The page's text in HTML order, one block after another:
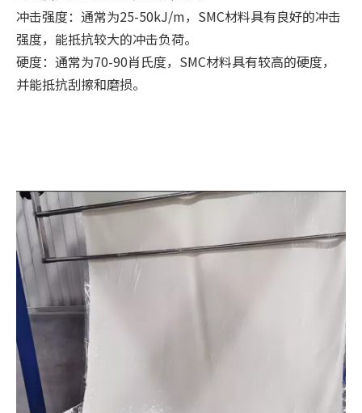
冲击强度：通常为25-50kJ/m，SMC材料具有良好的冲击
强度，能抵抗较大的冲击负荷。
硬度：通常为70-90肖氏度，SMC材料具有较高的硬度，
并能抵抗刮擦和磨损。